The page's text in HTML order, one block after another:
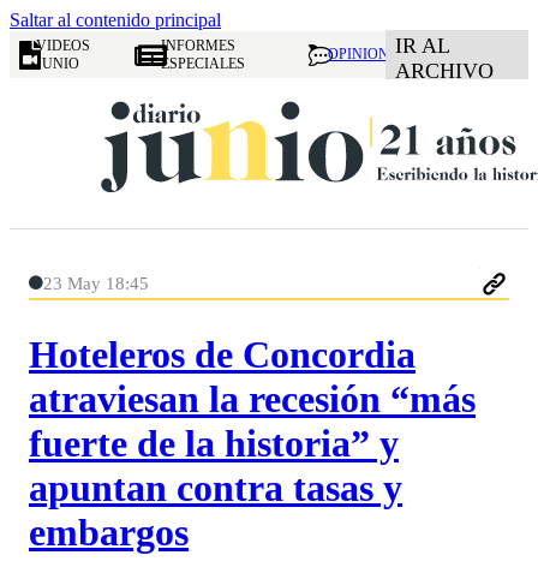
Saltar al contenido principal
VIDEOS
JUNIO
INFORMES
ESPECIALES
OPINION IR AL
ARCHIVO
23 May 18:45
Hoteleros de Concordia
atraviesan la recesión “más
fuerte de la historia” y
apuntan contra tasas y
embargos